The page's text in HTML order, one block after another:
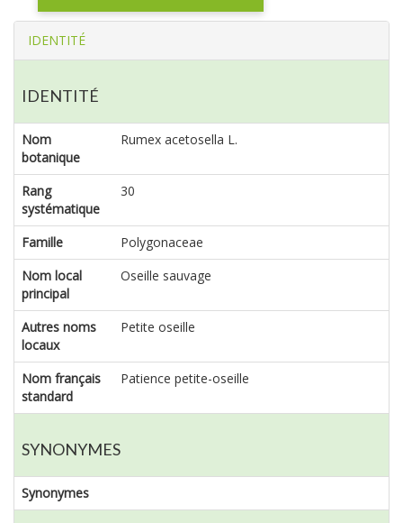
IDENTITÉ
IDENTITÉ
Nom
botanique
Rumex acetosella L.
Rang
systématique
30
Famille
Polygonaceae
Nom local
principal
Oseille sauvage
Autres noms
locaux
Petite oseille
Nom français
standard
Patience petite-oseille
SYNONYMES
Synonymes